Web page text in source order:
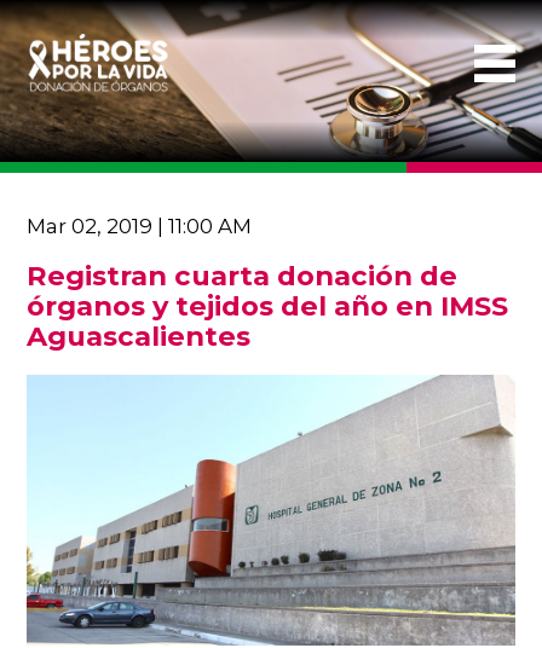
Mar 02, 2019 | 11:00 AM
Registran cuarta donación de
órganos y tejidos del año en IMSS
Aguascalientes